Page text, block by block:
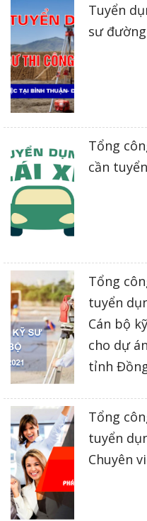
Tuyển
sư
Tổng
cần
Tổng
tuyển
Cán bộ
cho dự
tỉnh
Tổng
tuyển
Chuyên